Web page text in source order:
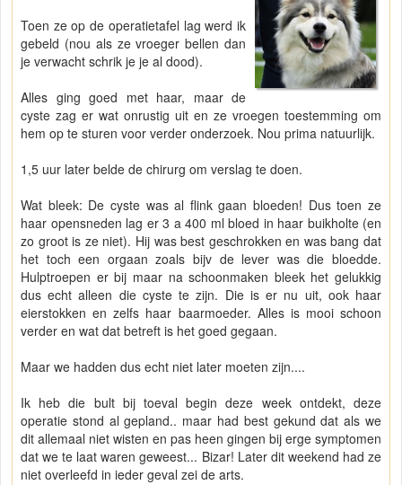
Toen ze op de operatietafel lag werd ik
gebeld (nou als ze vroeger bellen dan
je verwacht schrik je je al dood).
Alles ging goed met haar, maar de
cyste zag er wat onrustig uit en ze vroegen toestemming om
hem op te sturen voor verder onderzoek. Nou prima natuurlijk.
1,5 uur later belde de chirurg om verslag te doen.
Wat bleek: De cyste was al flink gaan bloeden! Dus toen ze
haar opensneden lag er 3 a 400 ml bloed in haar buikholte (en
zo groot is ze niet). Hij was best geschrokken en was bang dat
het toch een orgaan zoals bijv de lever was die bloedde.
Hulptroepen er bij maar na schoonmaken bleek het gelukkig
dus echt alleen die cyste te zijn. Die is er nu uit, ook haar
eierstokken en zelfs haar baarmoeder. Alles is mooi schoon
verder en wat dat betreft is het goed gegaan.
Maar we hadden dus echt niet later moeten zijn....
Ik heb die bult bij toeval begin deze week ontdekt, deze
operatie stond al gepland.. maar had best gekund dat als we
dit allemaal niet wisten en pas heen gingen bij erge symptomen
dat we te laat waren geweest... Bizar! Later dit weekend had ze
niet overleefd in ieder geval zei de arts.